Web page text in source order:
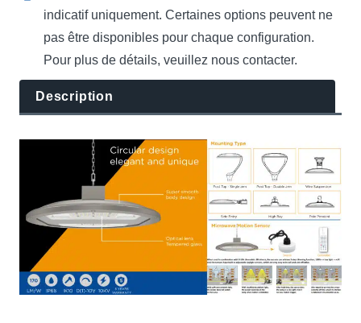
indicatif uniquement. Certaines options peuvent ne
pas être disponibles pour chaque configuration.
Pour plus de détails, veuillez nous contacter.
Description